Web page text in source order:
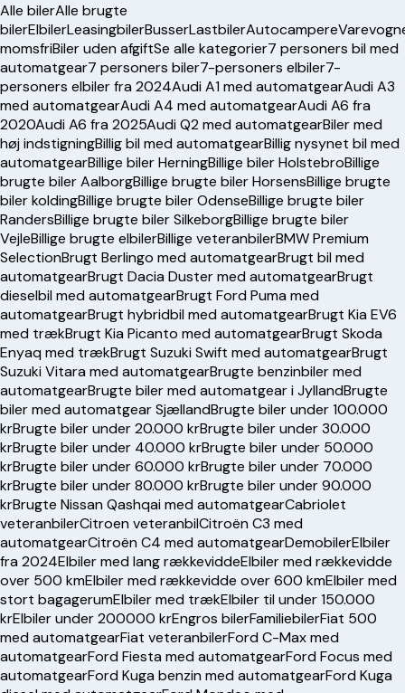
Alle bilerAlle brugte
bilerElbilerLeasingbilerBusserLastbilerAutocampere
momsfriBiler uden afgiftSe alle kategorier7 personers bil med
automatgear7 personers biler7-personers elbiler7-
personers elbiler fra 2024Audi A1 med automatgearAudi A3
med automatgearAudi A4 med automatgearAudi A6 fra
2020Audi A6 fra 2025Audi Q2 med automatgearBiler med
høj indstigningBillig bil med automatgearBillig nysynet bil med
automatgearBillige biler HerningBillige biler HolstebroBillige
brugte biler AalborgBillige brugte biler HorsensBillige brugte
biler koldingBillige brugte biler OdenseBillige brugte biler
RandersBillige brugte biler SilkeborgBillige brugte biler
VejleBillige brugte elbilerBillige veteranbilerBMW Premium
SelectionBrugt Berlingo med automatgearBrugt bil med
automatgearBrugt Dacia Duster med automatgearBrugt
dieselbil med automatgearBrugt Ford Puma med
automatgearBrugt hybridbil med automatgearBrugt Kia EV6
med trækBrugt Kia Picanto med automatgearBrugt Skoda
Enyaq med trækBrugt Suzuki Swift med automatgearBrugt
Suzuki Vitara med automatgearBrugte benzinbiler med
automatgearBrugte biler med automatgear i JyllandBrugte
biler med automatgear SjællandBrugte biler under 100.000
krBrugte biler under 20.000 krBrugte biler under 30.000
krBrugte biler under 40.000 krBrugte biler under 50.000
krBrugte biler under 60.000 krBrugte biler under 70.000
krBrugte biler under 80.000 krBrugte biler under 90.000
krBrugte Nissan Qashqai med automatgearCabriolet
veteranbilerCitroen veteranbilCitroën C3 med
automatgearCitroën C4 med automatgearDemobilerElbiler
fra 2024Elbiler med lang rækkeviddeElbiler med rækkevidde
over 500 kmElbiler med rækkevidde over 600 kmElbiler med
stort bagagerumElbiler med trækElbiler til under 150.000
krElbiler under 200000 krEngros bilerFamiliebilerFiat 500
med automatgearFiat veteranbilerFord C-Max med
automatgearFord Fiesta med automatgearFord Focus med
automatgearFord Kuga benzin med automatgearFord Kuga